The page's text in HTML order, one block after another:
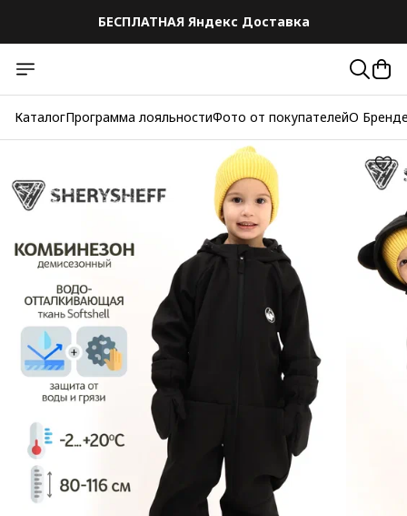
БЕСПЛАТНАЯ Яндекс Доставка
КаталогПрограмма лояльностиФото от покупателейО